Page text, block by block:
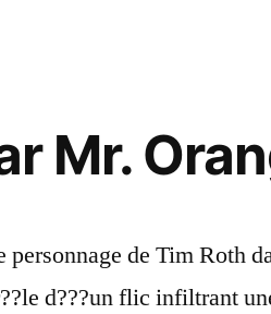
Mr.
de Tim Roth
d???un flic infiltrant